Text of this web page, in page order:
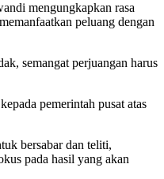
mengungkapkan rasa
peluang dengan
semangat perjuangan harus
pemerintah pusat atas
bersabar dan teliti,
pada hasil yang akan